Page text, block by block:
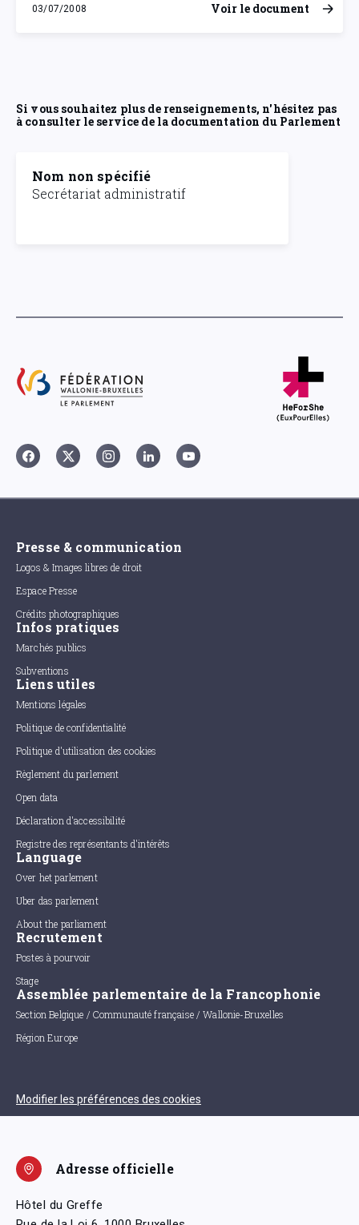
03/07/2008
jeudi 3 juillet 2008
Voir le document
Si vous souhaitez plus de renseignements, n'hésitez pas
à consulter le service de la documentation du Parlement
Nom non spécifié
Secrétariat administratif
Presse & communication
Logos & Images libres de droit
Espace Presse
Crédits photographiques
Infos pratiques
Marchés publics
Subventions
Liens utiles
Mentions légales
Politique de confidentialité
Politique d'utilisation des cookies
Règlement du parlement
Open data
Déclaration d'accessibilité
Registre des représentants d'intérêts
Language
Over het parlement
Uber das parlement
About the parliament
Recrutement
Postes à pourvoir
Stage
Assemblée parlementaire de la Francophonie
Section Belgique / Communauté française / Wallonie-Bruxelles
Région Europe
Modifier les préférences des cookies
Adresse officielle
Hôtel du Greffe